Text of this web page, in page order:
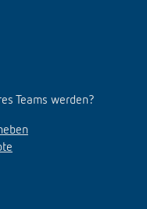
Teams werden?